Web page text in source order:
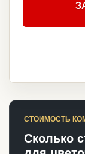
СТОИМОСТЬ
Сколько